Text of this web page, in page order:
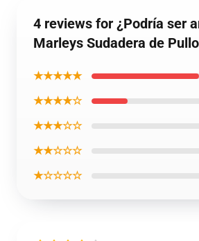
4 reviews for ¿Podría ser
Marleys Sudadera de
★★★★★
★★★★☆
★★★☆☆
★★☆☆☆
★☆☆☆☆